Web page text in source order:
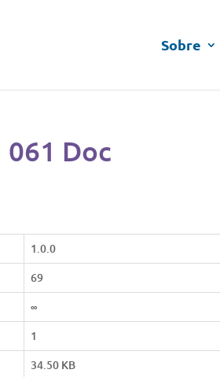
Sobre
061 Doc
1.0.0
69
∞
1
34.50 KB